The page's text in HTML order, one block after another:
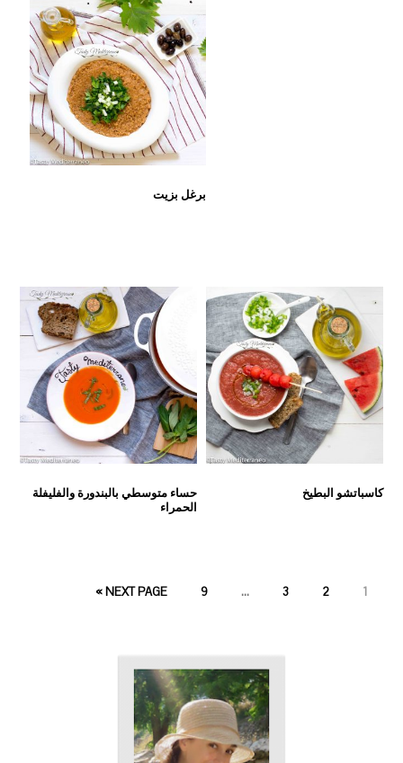
برغل بزيت
حساء متوسطي بالبندورة والفليفلة
الحمراء
كاسباتشو البطيخ
PAGE1
PAGE
2
PAGE
3
…
PAGE
9
NEXT PAGE »